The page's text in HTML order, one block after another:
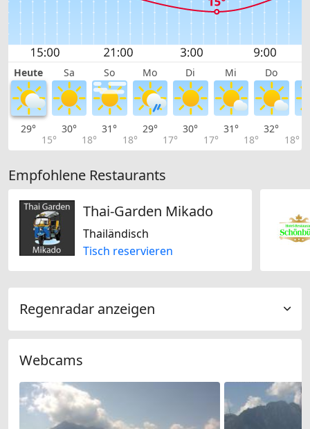
Heute Sa So Mo Di Mi Do
29°
15°
30°
18°
31°
18°
29°
17°
30°
17°
31°
18°
32°
18°
Empfohlene Restaurants
Thai-Garden Mikado
Thailändisch
Tisch reservieren
Regenradar anzeigen
Webcams